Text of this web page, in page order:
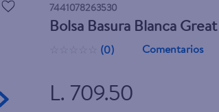
7441078263530
Bolsa Basura Blanca
(0) Comentarios
L. 709.50